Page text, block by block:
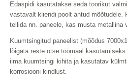
Edaspidi kasutatakse seda toorikut
vastavalt kliendi poolt antud mõõtudele.
tellida nn. paneele, kas musta metallina
Kuumtsingitud paneelist (mõõdus
lõigata reste otse töömaal
ilma kuumtsingi kihita ja kasutatav
korrosiooni kindlust.